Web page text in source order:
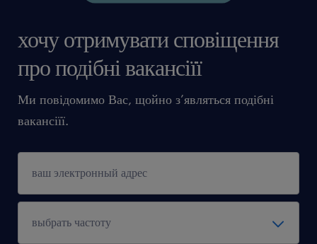
хочу отримувати сповіщення
про подібні вакансіїї
Ми повідомимо Вас, щойно з’являться подібні
вакансіїї.